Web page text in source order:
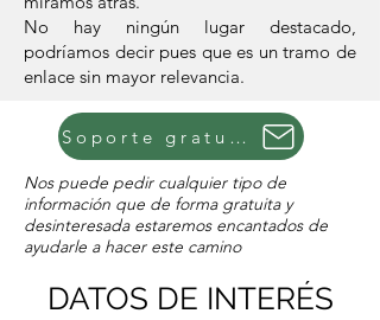
No hay ningún lugar destacado,
podríamos decir pues que es un tramo de
enlace sin mayor relevancia.
Soporte gratuito
Nos puede pedir cualquier tipo de
información que de forma gratuita y
desinteresada estaremos encantados de
ayudarle a hacer este camino
DATOS DE INTERÉS